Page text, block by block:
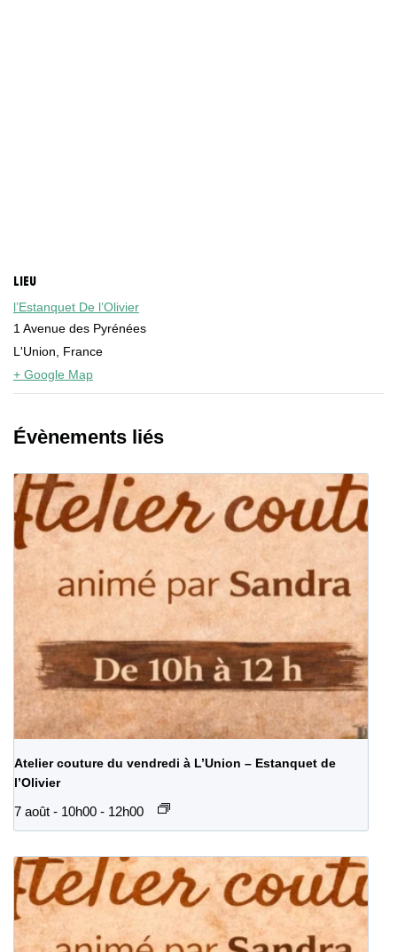
LIEU
l’Estanquet De l’Olivier
1 Avenue des Pyrénées
L'Union
France
+ Google Map
Évènements liés
Atelier couture du vendredi à L’Union – Estanquet de
l’Olivier
7 août - 10h00 - 12h00